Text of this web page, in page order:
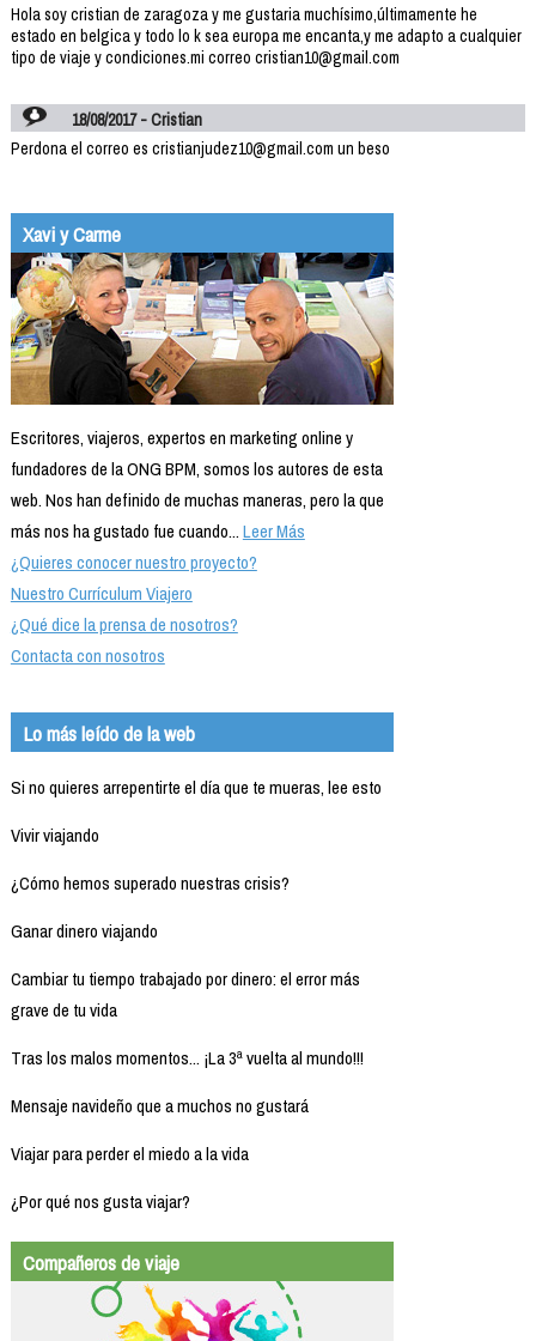
Hola soy cristian de zaragoza y me gustaria muchísimo,últimamente he
estado en belgica y todo lo k sea europa me encanta,y me adapto a cualquier
tipo de viaje y condiciones.mi correo cristian10@gmail.com
18/08/2017 - Cristian
Perdona el correo es cristianjudez10@gmail.com un beso
Xavi y Carme
Escritores, viajeros, expertos en marketing online y
fundadores de la ONG BPM, somos los autores de esta
web. Nos han definido de muchas maneras, pero la que
más nos ha gustado fue cuando...Leer Más
¿Quieres conocer nuestro proyecto?
Nuestro Currículum Viajero
¿Qué dice la prensa de nosotros?
Contacta con nosotros
Lo más leído de la web
Si no quieres arrepentirte el día que te mueras, lee esto
Vivir viajando
¿Cómo hemos superado nuestras crisis?
Ganar dinero viajando
Cambiar tu tiempo trabajado por dinero: el error más
grave de tu vida
Tras los malos momentos... ¡La 3ª vuelta al mundo!!!
Mensaje navideño que a muchos no gustará
Viajar para perder el miedo a la vida
¿Por qué nos gusta viajar?
Compañeros de viaje